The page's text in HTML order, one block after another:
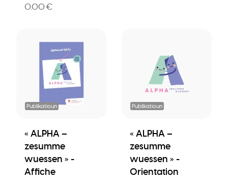
0.00 €
Publikatioun
« ALPHA –
zesumme
wuessen » -
Affiche
Publikatioun
« ALPHA –
zesumme
wuessen » -
Orientation